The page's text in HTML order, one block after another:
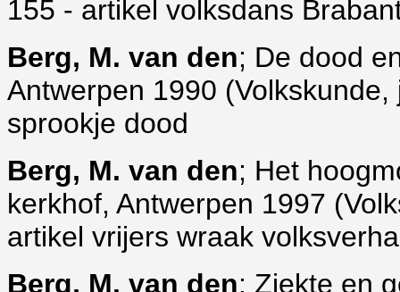
155 - artikel volksdans
Berg, M. van den; De dood
Antwerpen 1990
sprookje dood
Berg, M. van den; Het
kerkhof, Antwerpen 1997
artikel vrijers wraak
Berg, M. van den; Ziekte en